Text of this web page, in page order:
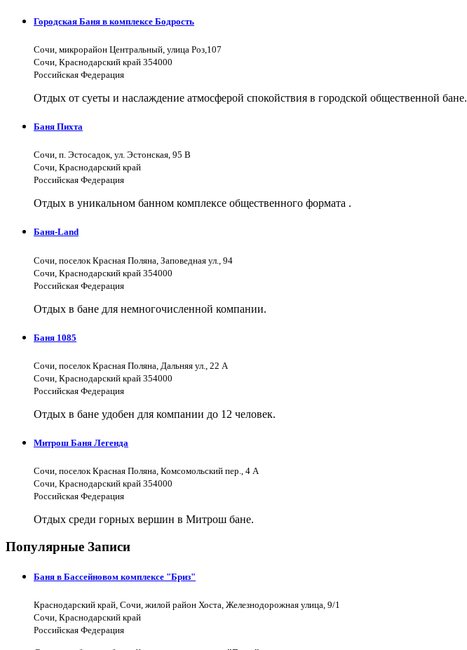
Городская Баня в комплексе Бодрость
Сочи, микрорайон Центральный, улица Роз,107
Сочи, Краснодарский край 354000
Российская Федерация
Отдых от суеты и наслаждение атмосферой спокойствия в городской общественной бане.
Баня Пихта
Сочи, п. Эстосадок, ул. Эстонская, 95 В
Сочи, Краснодарский край
Российская Федерация
Отдых в уникальном банном комплексе общественного формата .
Баня-Land
Сочи, поселок Красная Поляна, Заповедная ул., 94
Сочи, Краснодарский край 354000
Российская Федерация
Отдых в бане для немногочисленной компании.
Баня 1085
Сочи, поселок Красная Поляна, Дальняя ул., 22 А
Сочи, Краснодарский край 354000
Российская Федерация
Отдых в бане удобен для компании до 12 человек.
Митрош Баня Легенда
Сочи, поселок Красная Поляна, Комсомольский пер., 4 А
Сочи, Краснодарский край 354000
Российская Федерация
Отдых среди горных вершин в Митрош бане.
Популярные Записи
Баня в Бассейновом комплексе "Бриз"
Краснодарский край, Сочи, жилой район Хоста, Железнодорожная улица, 9/1
Сочи, Краснодарский край
Российская Федерация